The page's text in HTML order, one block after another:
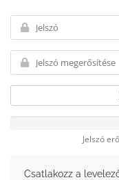
Jelszó
Csatlakozz a